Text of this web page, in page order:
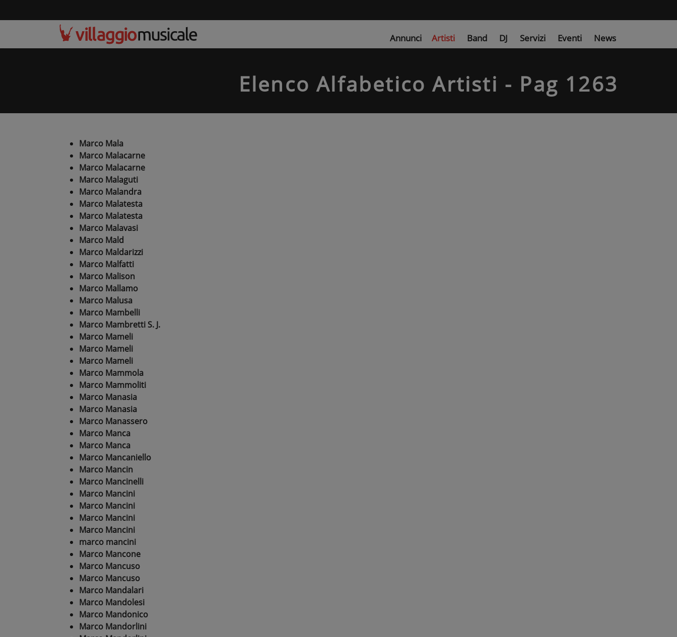
Annunci Artisti Band DJ Servizi Eventi News
Elenco Alfabetico Artisti - Pag 1263
Marco Mala
Marco Malacarne
Marco Malacarne
Marco Malaguti
Marco Malandra
Marco Malatesta
Marco Malatesta
Marco Malavasi
Marco Mald
Marco Maldarizzi
Marco Malfatti
Marco Malison
Marco Mallamo
Marco Malusa
Marco Mambelli
Marco Mambretti S. J.
Marco Mameli
Marco Mameli
Marco Mameli
Marco Mammola
Marco Mammoliti
Marco Manasia
Marco Manasia
Marco Manassero
Marco Manca
Marco Manca
Marco Mancaniello
Marco Mancin
Marco Mancinelli
Marco Mancini
Marco Mancini
Marco Mancini
Marco Mancini
marco mancini
Marco Mancone
Marco Mancuso
Marco Mancuso
Marco Mandalari
Marco Mandolesi
Marco Mandonico
Marco Mandorlini